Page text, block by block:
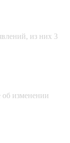
из них 3
изменении